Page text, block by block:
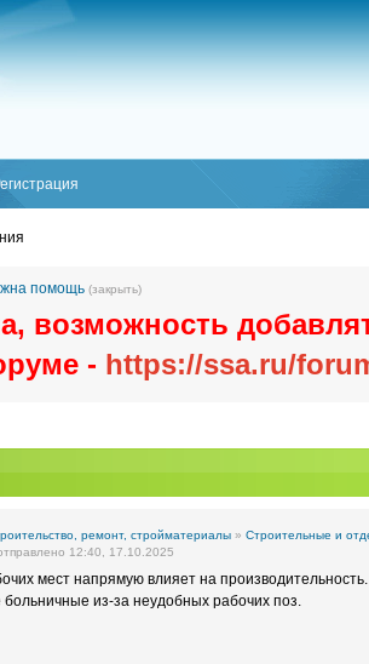
помощь (закрыть)
возможность
- https://ssa.ru/
ремонт, стройматериалы » Строительные и
12:40, 17.10.2025
мест напрямую влияет на
из-за неудобных рабочих поз.